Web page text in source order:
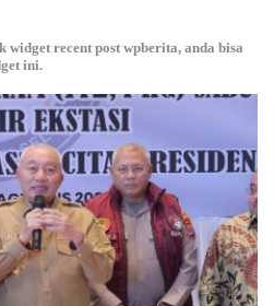
recent post wpberita, anda bisa
ini.